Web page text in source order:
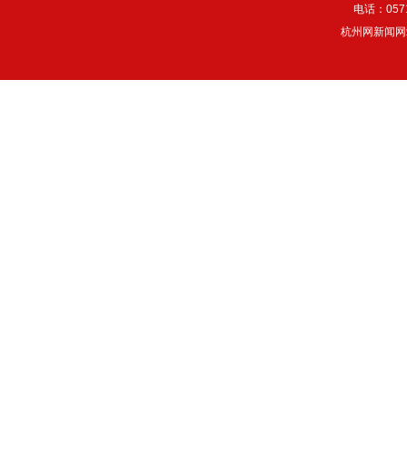
电话：
杭州网新闻